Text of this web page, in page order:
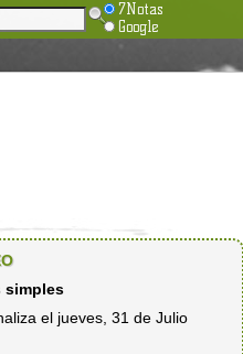
7Notas
Google
simples
el jueves, 31 de Julio